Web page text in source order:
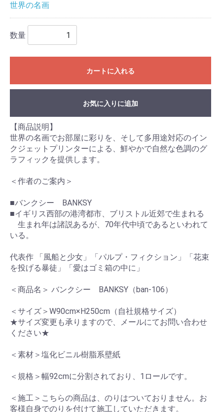
世界の名画
数量
カートに入れる
お気に入りに追加
【商品説明】
世界の名画でお部屋に彩りを、そして多用途対応のイン
クジェットプリンターによる、鮮やかで自然な色調のグ
ラフィックを提供します。
＜作者のご案内＞
■バンクシー BANKSY
■イギリス西部の港湾都市、ブリストル近郊で生まれる
生まれ年は諸説あるが、70年代中頃であるといわれて
いる。
代表作 「風船と少女」「パルプ・フィクション」「花束
を投げる暴徒」「愛はゴミ箱の中に」
＜商品名＞ バンクシー BANKSY（ban-106）
＜サイズ＞W90cm×H250cm（自社規格サイズ）
★サイズ変更も承りますので、メールにてお問い合わせ
ください★
＜素材＞塩化ビニル樹脂系壁紙
＜規格＞幅92cmに分割されており、1ロールです。
＜施工＞こちらの商品は、のりはついておりません。お
客様自身でのりを付けて施工していただきます。